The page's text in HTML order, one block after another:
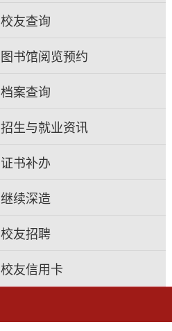
校友查询
图书馆阅览预约
档案查询
招生与就业资讯
证书补办
继续深造
校友招聘
校友信用卡